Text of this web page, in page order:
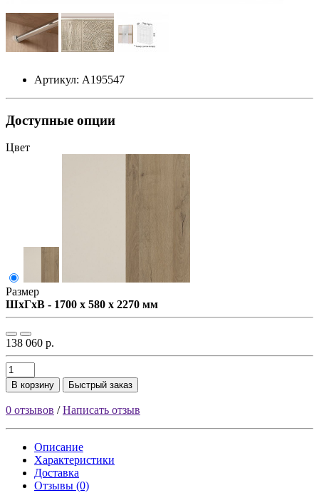
Артикул: А195547
Доступные опции
Цвет
Размер
ШxГxВ - 1700 x 580 x 2270 мм
138 060 р.
В корзину Быстрый заказ
0 отзывов /Написать отзыв
Описание
Характеристики
Доставка
Отзывы (0)